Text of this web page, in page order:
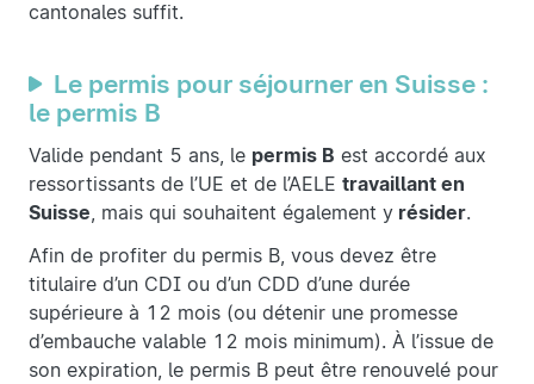
cantonales suffit.
Le permis pour séjourner en Suisse :
le permis B
Valide pendant 5 ans, le permis B est accordé aux
ressortissants de l’UE et de l’AELE travaillant en
Suisse, mais qui souhaitent également y résider.
Afin de profiter du permis B, vous devez être
titulaire d’un CDI ou d’un CDD d’une durée
supérieure à 12 mois (ou détenir une promesse
d’embauche valable 12 mois minimum). À l’issue de
son expiration, le permis B peut être renouvelé pour